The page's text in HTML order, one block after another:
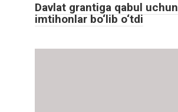
Davlat grantiga qabul uchun
imtihonlar bo‘lib o‘tdi